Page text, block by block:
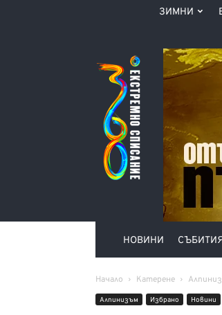
ЗИМНИ
Списание
360°
НОВИНИ
Начало Катерене
Алпинизъм Избрано Новини